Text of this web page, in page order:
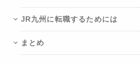
JR九州に転職するためには
まとめ